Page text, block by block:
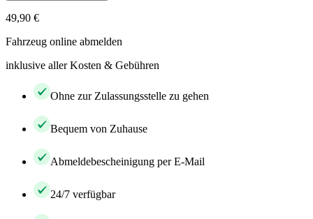
49,90 €
Fahrzeug online abmelden
inklusive aller Kosten & Gebühren
Ohne zur Zulassungsstelle zu gehen
Bequem von Zuhause
Abmeldebescheinigung per E-Mail
24/7 verfügbar